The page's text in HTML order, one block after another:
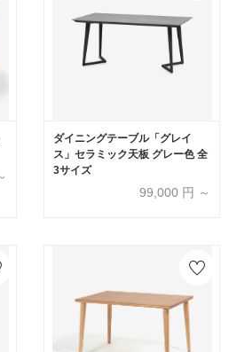
ダイニングテーブル「グレイ
ス」セラミック天板 グレー色 全
3サイズ
99,000 円 ～